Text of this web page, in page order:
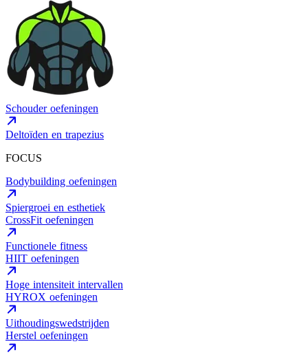
Schouder oefeningen
Deltoïden en trapezius
FOCUS
Bodybuilding oefeningen
Spiergroei en esthetiek
CrossFit oefeningen
Functionele fitness
HIIT oefeningen
Hoge intensiteit intervallen
HYROX oefeningen
Uithoudingswedstrijden
Herstel oefeningen